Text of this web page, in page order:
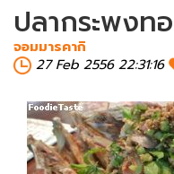
ปลากระพงท
จอมมารคากิ
27 Feb 2556 22:31:16